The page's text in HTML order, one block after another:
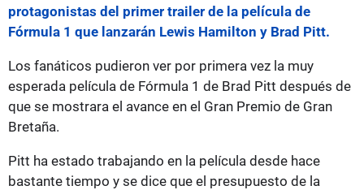
protagonistas del primer trailer de la película de
Fórmula 1 que lanzarán Lewis Hamilton y Brad Pitt.
Los fanáticos pudieron ver por primera vez la muy
esperada película de Fórmula 1 de Brad Pitt después de
que se mostrara el avance en el Gran Premio de Gran
Bretaña.
Pitt ha estado trabajando en la película desde hace
bastante tiempo y se dice que el presupuesto de la